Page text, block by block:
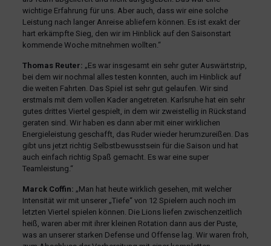
wichtige Erfahrung für uns. Aber auch, dass wir eine solche
Leistung nach langer Anreise abliefern können. Es ist exakt der
hart erkämpfte Sieg, den wir im Hinblick auf den Saisonstart
kommende Woche mitnehmen wollten.“
Thomas Reuter: „Es war insgesamt ein sehr guter Auswärtstrip,
bei dem wir nochmal alles testen konnten, auch im Hinblick auf
die weiten Fahrten. Das Spiel ist sehr gut gelaufen. Wir sind
erstmals mit dem vollen Kader angetreten. Karlsruhe hat ein sehr
gutes drittes Viertel gespielt, in dem wir zweistellig in Rückstand
geraten sind. Wir haben es dann aber mit einer wirklichen
Energieleistung geschafft, das Ruder wieder herumzureißen. Das
gibt uns jetzt richtig Selbstbewusstsein für die Saison und hat
auch einfach richtig Spaß gemacht. Es war eine super
Teamleistung.“
Marck Coffin: „Man hat heute wirklich gesehen, mit welcher
Intensität wir mit unserer „Tiefe“ von 12 Spielern auch noch im
letzten Viertel spielen können. Die Lions liefen zwischenzeitlich
heiß, waren aber mit ihrer kleinen Rotation dann aus der Puste,
was an unserer starken Defense und Offense lag. Wir waren froh,